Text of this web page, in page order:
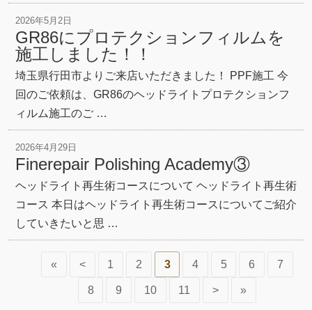
2026年5月2日
GR86にプロテクションフィルムを
施工しました！！
埼玉県行田市よりご来店いただきました！ PPF施工 今
回のご依頼は、GR86のヘッドライトプロテクションフ
ィルム施工のご …
2026年4月29日
Finerepair Polishing Academy③
ヘッドライト再生術コースについて ヘッドライト再生術
コース 本日はヘッドライト再生術コースについてご紹介
していきたいと思 …
« < 1 2 3 4 5 6 7
8 9 10 11 > »